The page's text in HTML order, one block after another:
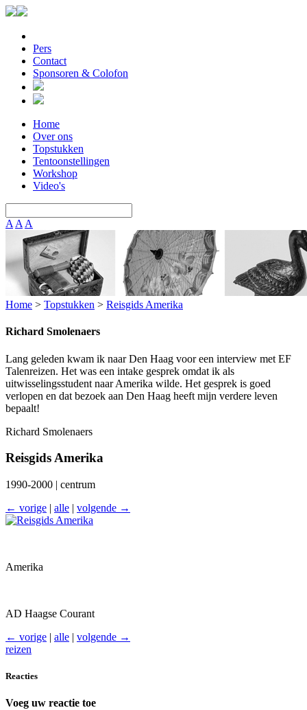
Pers
Contact
Sponsoren & Colofon
Home
Over ons
Topstukken
Tentoonstellingen
Workshop
Video's
A A A
Home > Topstukken > Reisgids Amerika
Richard Smolenaers
Lang geleden kwam ik naar Den Haag voor een interview met EF
Talenreizen. Het was een intake gesprek omdat ik als
uitwisselingsstudent naar Amerika wilde. Het gesprek is goed
verlopen en dat bezoek aan Den Haag heeft mijn verdere leven
bepaalt!
Richard Smolenaers
Reisgids Amerika
1990-2000 | centrum
← vorige | alle | volgende →
Amerika
AD Haagse Courant
← vorige | alle | volgende →
reizen
Reacties
Voeg uw reactie toe